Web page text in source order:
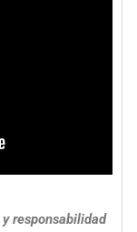
responsabilidad